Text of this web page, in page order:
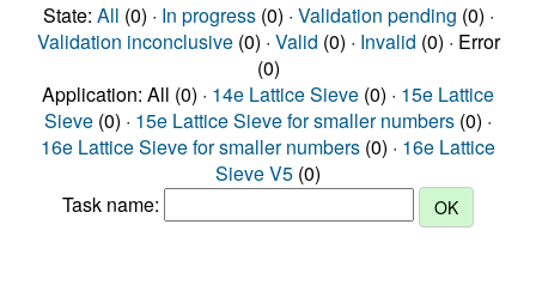
State: All (0) · In progress(0) · Validation pending (0) ·
Validation inconclusive(0) · Valid (0) · Invalid (0) · Error
(0)
Application: All (0) · 14e Lattice Sieve (0) · 15e Lattice
Sieve (0) · 15e Lattice Sieve for smaller numbers (0) ·
16e Lattice Sieve for smaller numbers (0) · 16e Lattice
Sieve V5 (0)
Task name: